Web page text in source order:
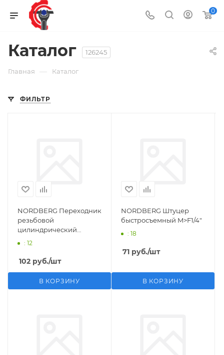
0
Каталог 126245
Главная — Каталог
ФИЛЬТР
NORDBERG Переходник
резьбовой
цилиндрический
M1/2">F1/4"
: 12
102 руб./шт
В КОРЗИНУ
NORDBERG Штуцер
быстросъемный M>F1/4"
: 18
71 руб./шт
В КОРЗИНУ